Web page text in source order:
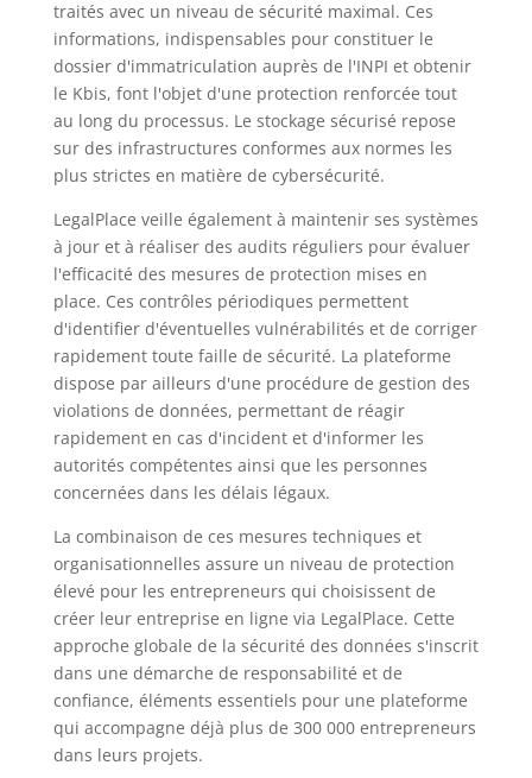
traités avec un niveau de sécurité maximal. Ces
informations, indispensables pour constituer le
dossier d'immatriculation auprès de l'INPI et obtenir
le Kbis, font l'objet d'une protection renforcée tout
au long du processus. Le stockage sécurisé repose
sur des infrastructures conformes aux normes les
plus strictes en matière de cybersécurité.
LegalPlace veille également à maintenir ses systèmes
à jour et à réaliser des audits réguliers pour évaluer
l'efficacité des mesures de protection mises en
place. Ces contrôles périodiques permettent
d'identifier d'éventuelles vulnérabilités et de corriger
rapidement toute faille de sécurité. La plateforme
dispose par ailleurs d'une procédure de gestion des
violations de données, permettant de réagir
rapidement en cas d'incident et d'informer les
autorités compétentes ainsi que les personnes
concernées dans les délais légaux.
La combinaison de ces mesures techniques et
organisationnelles assure un niveau de protection
élevé pour les entrepreneurs qui choisissent de
créer leur entreprise en ligne via LegalPlace. Cette
approche globale de la sécurité des données s'inscrit
dans une démarche de responsabilité et de
confiance, éléments essentiels pour une plateforme
qui accompagne déjà plus de 300 000 entrepreneurs
dans leurs projets.